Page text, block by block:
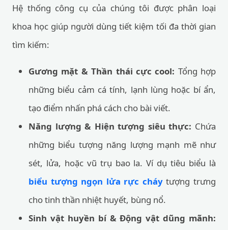
Hệ thống công cụ của chúng tôi được phân loại
khoa học giúp người dùng tiết kiệm tối đa thời gian
tìm kiếm:
Gương mặt & Thần thái cực cool: Tổng hợp
những biểu cảm cá tính, lạnh lùng hoặc bí ẩn,
tạo điểm nhấn phá cách cho bài viết.
Năng lượng & Hiện tượng siêu thực: Chứa
những biểu tượng năng lượng mạnh mẽ như
sét, lửa, hoặc vũ trụ bao la. Ví dụ tiêu biểu là
biểu tượng ngọn lửa rực cháytượng trưng
cho tinh thần nhiệt huyết, bùng nổ.
Sinh vật huyền bí & Động vật dũng mãnh: